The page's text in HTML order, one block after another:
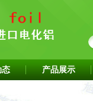
态 产品展示